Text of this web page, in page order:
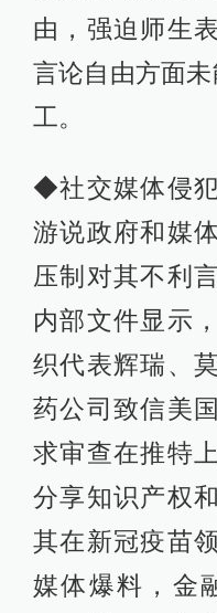
由，强迫师生
言论自由方面未
工。
◆社交媒体侵
游说政府和媒
压制对其不利
内部文件显示
织代表辉瑞、
药公司致信美
求审查在推特
分享知识产权
其在新冠疫苗
媒体爆料，金